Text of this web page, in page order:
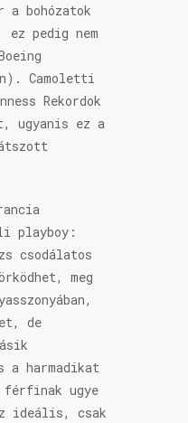
a bohózatok
ez pedig nem
Camoletti
Rekordok
ugyanis ez a
playboy:
csodálatos
meg
de
a harmadikat
férfinak ugye
ideális, csak